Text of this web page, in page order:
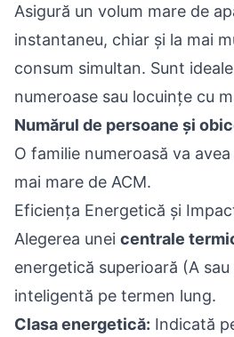
Asigură un volum mare de
instantaneu, chiar și la mai
consum simultan. Sunt
numeroase sau locuințe cu
Numărul de persoane și
O familie numeroasă va
mai mare de ACM.
Eficiența Energetică și
Alegerea unei centrale
energetică superioară (A
inteligentă pe termen lung.
Clasa energetică: Indicată